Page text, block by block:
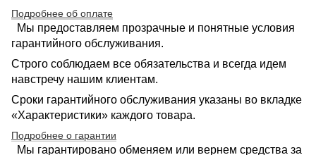
Подробнее об оплате
Мы предоставляем прозрачные и понятные условия
гарантийного обслуживания.
Строго соблюдаем все обязательства и всегда идем
навстречу нашим клиентам.
Сроки гарантийного обслуживания указаны во вкладке
«Характеристики» каждого товара.
Подробнее о гарантии
Мы гарантировано обменяем или вернем средства за